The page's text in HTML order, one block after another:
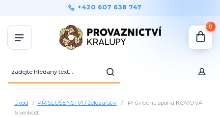
+420 607 638 747
0
Úvod PŘÍSLUŠENSTVÍ / železářství
Průvlečná spona KOVOVÁ -
6 velikostí